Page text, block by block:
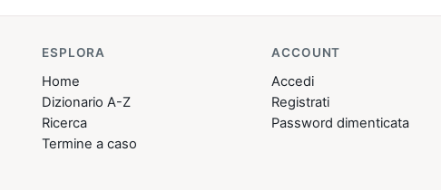
ESPLORA
Home
Dizionario A-Z
Ricerca
Termine a caso
ACCOUNT
Accedi
Registrati
Password dimenticata